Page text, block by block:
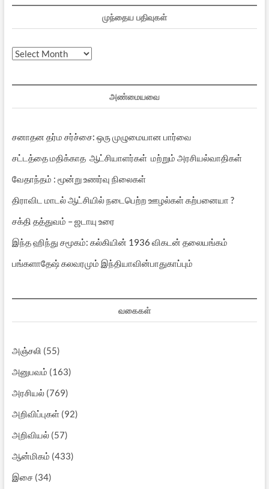
முந்தைய பதிவுகள்
முந்தைய
அண்மையவை
சனாதன தர்ம சர்ச்சை: ஒரு முழுமையான பார்வை
சட்டத்தை மதிக்காத ஆட்சியாளர்கள் மற்றும் அரசியல்வாதிகள்
வேதாந்தம் : மூன்று உணர்வு நிலைகள்
திராவிட மாடல் ஆட்சியில் நடைபெற்ற ஊழல்கள் கற்பனையா ?
சக்தி தத்துவம் – ஜடாயு உரை
இந்த ஹிந்து சமூகம்: கல்கியின் 1936 விகடன் தலையங்கம்
பங்களாதேஷ் கலவரமும் இந்தியாவின்பாதுகாப்பும்
வகைகள்
அஞ்சலி (55)
அனுபவம் (163)
அரசியல்(769)
அறிவிப்புகள்(92)
அறிவியல்(57)
ஆன்மிகம் (433)
இசை(34)